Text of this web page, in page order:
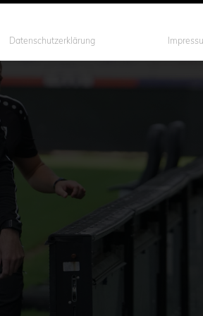
Datenschutzerklärung